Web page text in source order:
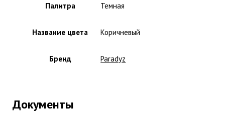
Палитра Темная
Название цвета Коричневый
Бренд Paradyz
Документы